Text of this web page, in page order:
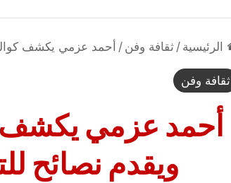
الرئيسية / ثقافة وفن / أحمد عزمي يكشف
ثقافة وفن
أحمد عزمي يكشف
ويقدم نصائح